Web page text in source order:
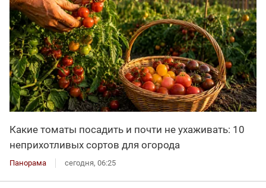
Какие томаты посадить и почти не ухаживать: 10
неприхотливых сортов для огорода
Панорама сегодня, 06:25